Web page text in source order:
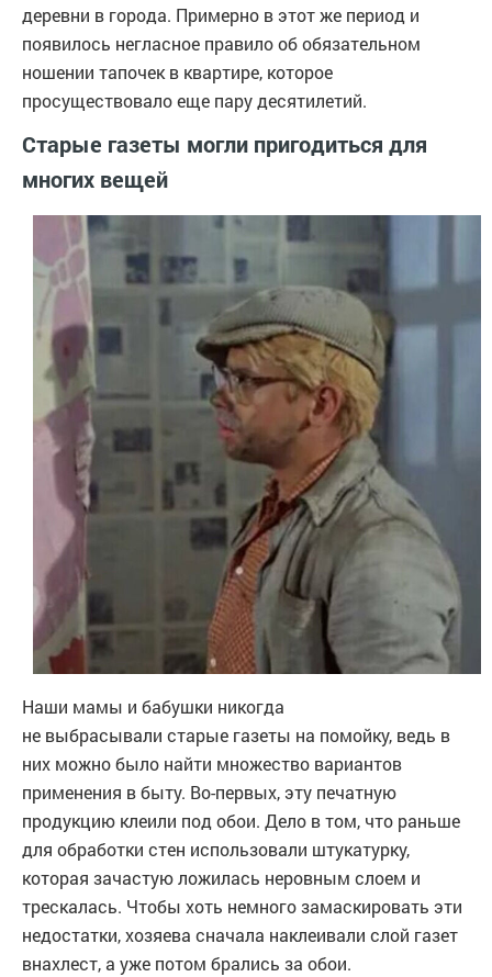
деревни в города. Примерно в этот же период и
появилось негласное правило об обязательном
ношении тапочек в квартире, которое
просуществовало еще пару десятилетий.
Старые газеты могли пригодиться для
многих вещей
Наши мамы и бабушки никогда
не выбрасывали старые газеты на помойку, ведь в
них можно было найти множество вариантов
применения в быту. Во-первых, эту печатную
продукцию клеили под обои. Дело в том, что раньше
для обработки стен использовали штукатурку,
которая зачастую ложилась неровным слоем и
трескалась. Чтобы хоть немного замаскировать эти
недостатки, хозяева сначала наклеивали слой газет
внахлест, а уже потом брались за обои.